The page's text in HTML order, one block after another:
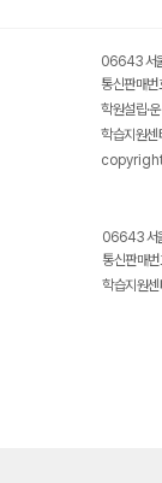
06643 서
통신판매
학원설립·
학습지원
06643 서
통신판매
학습지원